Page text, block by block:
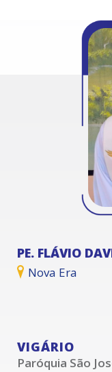
PE. FLÁVIO
Nova Era
VIGÁRIO
Paróquia São